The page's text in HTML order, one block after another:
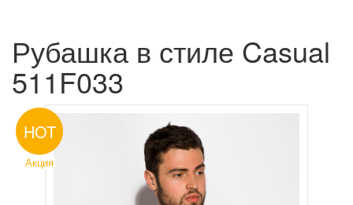
Рубашка в стиле Casual
511F033
HOT
Акция